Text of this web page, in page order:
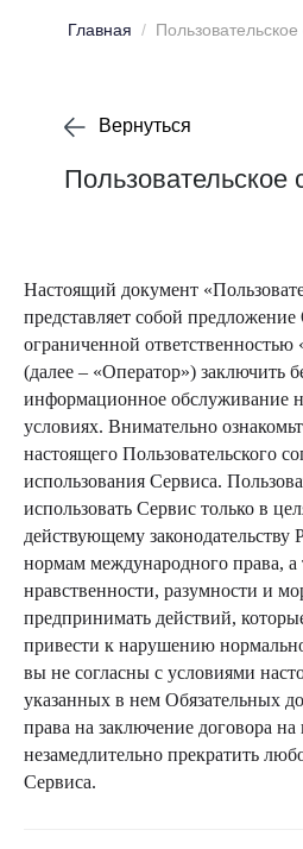
Главная /
Пользовательское
Вернуться
Настоящий документ
представляет собой
ограниченной
(далее – «Оператор») заключить
информационное обслуживание
условиях. Внимательно
настоящего Пользовательского
использования Сервиса.
использовать Сервис только в
действующему
нормам международного права,
нравственности, разумности и
предпринимать действий,
привести к нарушению
вы не согласны с условиями
указанных в нем Обязательных
права на заключение договора на
незамедлительно прекратить
Сервиса.